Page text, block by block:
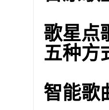
歌星点
五种方
智能歌